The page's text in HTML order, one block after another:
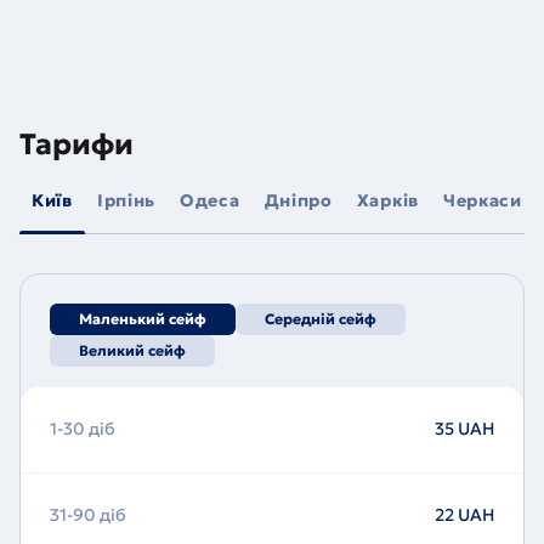
Тарифи
Київ Ірпінь Одеса Дніпро Харків Черкаси
Маленький сейф
Середній сейф
Великий сейф
1-30 діб 35 UAH
31-90 діб 22 UAH